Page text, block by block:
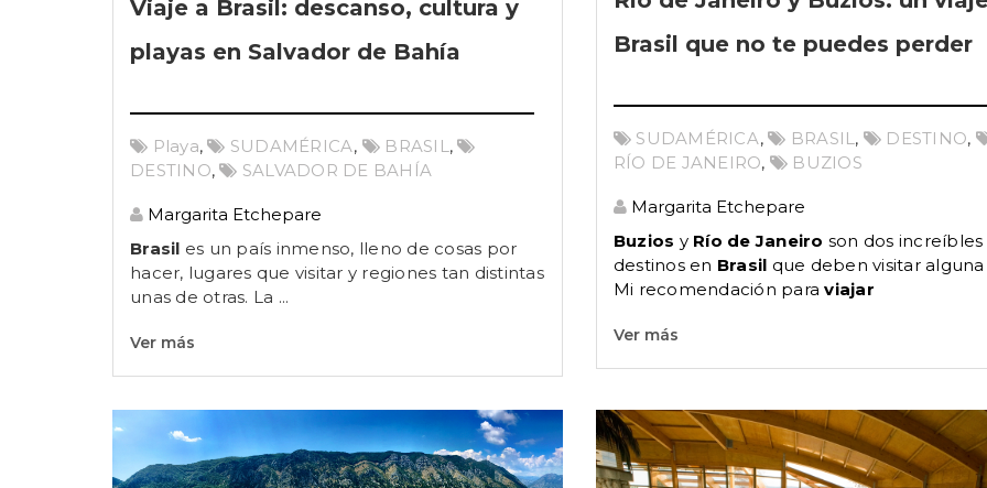
Viaje a Brasil: descanso, cultura y
playas en Salvador de Bahía
Playa, SUDAMÉRICA, BRASIL ,
DESTINO, SALVADOR DE BAHÍA
Margarita Etchepare
Brasil es un país inmenso, lleno de cosas por
hacer, lugares que visitar y regiones tan distintas
unas de otras. La ...
Ver más
Brasil que no te puedes perder
SUDAMÉRICA, BRASIL, DESTINO,
RÍO DE JANEIRO, BUZIOS
Margarita Etchepare
Buzios y Río de Janeiro son dos increíbles
destinos en Brasil que deben visitar alguna
Mi recomendación paraviajar
Ver más